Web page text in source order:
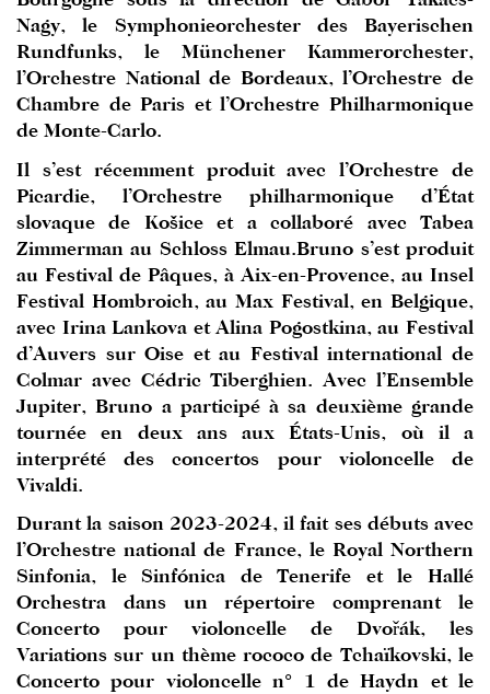
Nagy, le Symphonieorchester des Bayerischen
Rundfunks, le Münchener Kammerorchester,
l’Orchestre National de Bordeaux, l’Orchestre de
Chambre de Paris et l’Orchestre Philharmonique
de Monte-Carlo.
Il s’est récemment produit avec l’Orchestre de
Picardie, l’Orchestre philharmonique d’État
slovaque de Košice et a collaboré avec Tabea
Zimmerman au Schloss Elmau.Bruno s’est produit
au Festival de Pâques, à Aix-en-Provence, au Insel
Festival Hombroich, au Max Festival, en Belgique,
avec Irina Lankova et Alina Pogostkina, au Festival
d’Auvers sur Oise et au Festival international de
Colmar avec Cédric Tiberghien. Avec l’Ensemble
Jupiter, Bruno a participé à sa deuxième grande
tournée en deux ans aux États-Unis, où il a
interprété des concertos pour violoncelle de
Vivaldi.
Durant la saison 2023-2024, il fait ses débuts avec
l’Orchestre national de France, le Royal Northern
Sinfonia, le Sinfónica de Tenerife et le Hallé
Orchestra dans un répertoire comprenant le
Concerto pour violoncelle de Dvořák, les
Variations sur un thème rococo de Tchaïkovski, le
Concerto pour violoncelle n° 1 de Haydn et le